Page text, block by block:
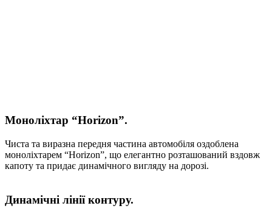
Моноліхтар “Horizon”.
Чиста та виразна передня частина автомобіля оздоблена
моноліхтарем “Horizon”, що елегантно розташований вздовж
капоту та придає динамічного вигляду на дорозі.
Динамічні лінії контуру.